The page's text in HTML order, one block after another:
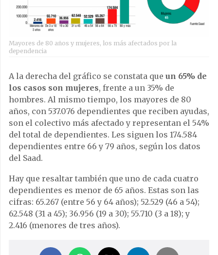
Mayores de 80 años y mujeres, los más afectados por la
dependencia
A la derecha del gráfico se constata que un 65% de
los casos son mujeres, frente a un 35% de
hombres. Al mismo tiempo, los mayores de 80
años, con 537.076 dependientes que reciben ayudas,
son el colectivo más afectado y representan el 54%
del total de dependientes. Les siguen los 174.584
dependientes entre 66 y 79 años, según los datos
del Saad.
Hay que resaltar también que uno de cada cuatro
dependientes es menor de 65 años. Estas son las
cifras: 65.267 (entre 56 y 64 años); 52.529 (46 a 54);
62.548 (31 a 45); 36.956 (19 a 30); 55.710 (3 a 18); y
2.416 (menores de tres años).